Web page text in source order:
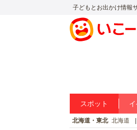
子どもとお出かけ情報
スポット
北海道・東北 北海道